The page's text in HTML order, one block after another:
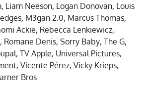
, Liam Neeson, Logan Donovan, Louis
, M3gan 2.0, Marcus Thomas,
Ackie, Rebecca Lenkiewicz,
, Romane Denis, Sorry Baby, The G,
, TV Apple, Universal Pictures,
, Vicente Pérez, Vicky Krieps,
Bros